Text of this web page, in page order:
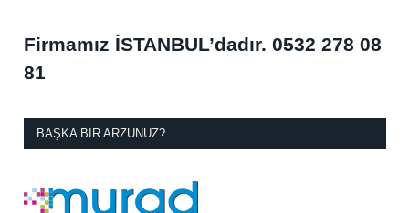
Firmamız İSTANBUL’dadır. 0532 278 08
81
BAŞKA BIR ARZUNUZ?